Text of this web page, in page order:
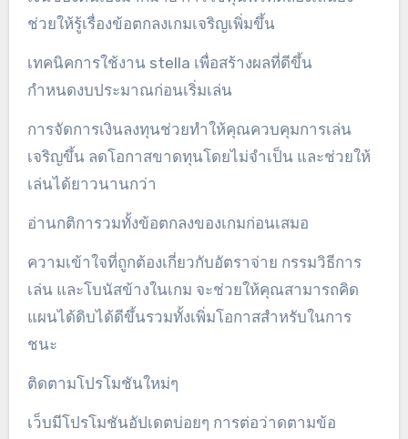
ช่วยให้รู้เรื่องข้อตกลงเกมเจริญเพิ่มขึ้น
เทคนิคการใช้งาน stella เพื่อสร้างผลที่ดีขึ้น
กำหนดงบประมาณก่อนเริ่มเล่น
การจัดการเงินลงทุนช่วยทำให้คุณควบคุมการเล่น
เจริญขึ้น ลดโอกาสขาดทุนโดยไม่จำเป็น และช่วยให้
เล่นได้ยาวนานกว่า
อ่านกติการวมทั้งข้อตกลงของเกมก่อนเสมอ
ความเข้าใจที่ถูกต้องเกี่ยวกับอัตราจ่าย กรรมวิธีการ
เล่น และโบนัสข้างในเกม จะช่วยให้คุณสามารถคิด
แผนได้ดิบได้ดีขึ้นรวมทั้งเพิ่มโอกาสสำหรับในการ
ชนะ
ติดตามโปรโมชันใหม่ๆ
เว็บมีโปรโมชันอัปเดตบ่อยๆ การต่อว่าดตามข้อ